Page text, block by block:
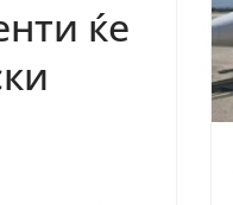
ќе